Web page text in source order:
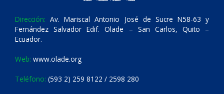
Dirección: Av. Mariscal Antonio José de Sucre N58-63 y
Fernández Salvador Edif. Olade – San Carlos, Quito –
Ecuador.
Web: www.olade.org
Teléfono: (593 2) 259 8122 / 2598 280